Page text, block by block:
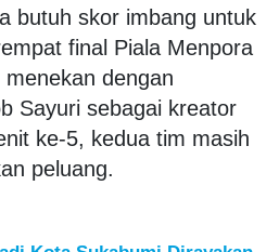
butuh skor imbang untuk
final Piala Menpora
dengan
Sayuri sebagai kreator
ke-5, kedua tim masih
peluang.